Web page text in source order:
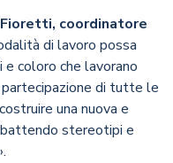
coordinatore
di lavoro possa
coloro che lavorano
di tutte le
una nuova e
stereotipi e